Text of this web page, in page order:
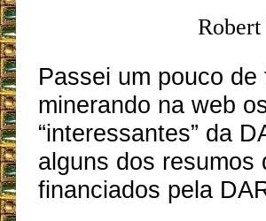
Passei um pouco
minerando na web
“interessantes” da
alguns dos resumos
financiados pela